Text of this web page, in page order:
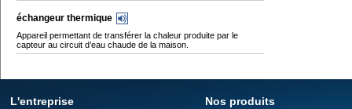
échangeur thermique
Appareil permettant de transférer la chaleur produite par le
capteur au circuit d’eau chaude de la maison.
L'entreprise Nos produits